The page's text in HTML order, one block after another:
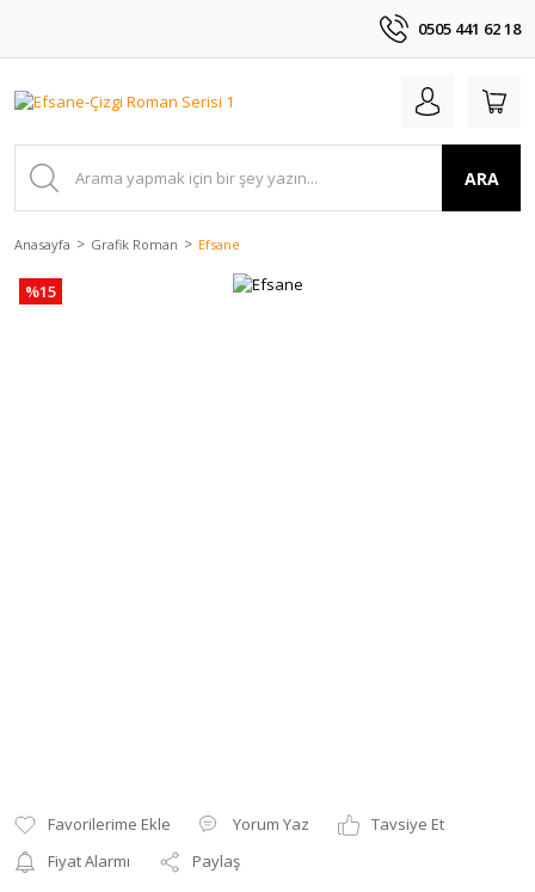
0505 441 62 18
ARA
Anasayfa Grafik Roman Efsane
%15
Yorum Yaz
Tavsiye Et
Fiyat Alarmı
Paylaş